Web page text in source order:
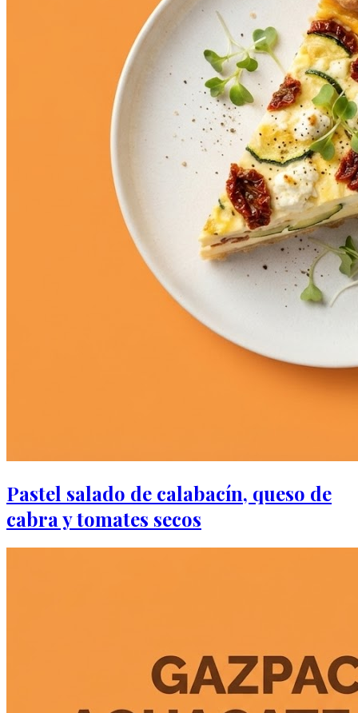
Pastel salado de calabacín, queso de
cabra y tomates secos